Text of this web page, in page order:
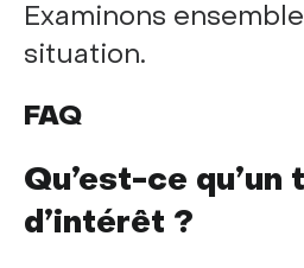
Examinons
situation.
FAQ
Qu’est-ce qu’un
d’intérêt ?